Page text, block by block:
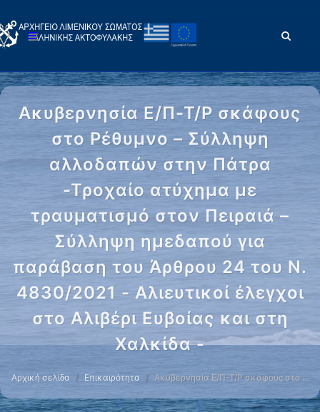
Ακυβερνησία Ε/Π-Τ/Ρ σκάφους
στο Ρέθυμνο – Σύλληψη
αλλοδαπών στην Πάτρα
-Τροχαίο ατύχημα με
τραυματισμό στον Πειραιά –
Σύλληψη ημεδαπού για
παράβαση του Άρθρου 24 του Ν.
4830/2021 - Αλιευτικοί έλεγχοι
στο Αλιβέρι Ευβοίας και στη
Χαλκίδα -
Αρχική σελίδα Επικαιρότητα Ακυβερνησία Ε/Π-Τ/Ρ σκάφους στο …